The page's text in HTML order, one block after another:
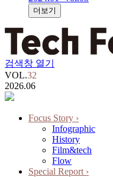
더보기
검색창 열기
VOL.32
2026.06
Focus Story ›
Infographic
History
Film&tech
Flow
Special Report ›